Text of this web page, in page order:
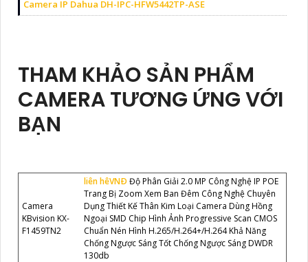
Camera IP Dahua DH-IPC-HFW5442TP-ASE
THAM KHẢO SẢN PHẨM
CAMERA TƯƠNG ỨNG VỚI
BẠN
Camera
KBvision KX-
F1459TN2
liên hêVNÐ Độ Phân Giải 2.0 MP Công Nghệ IP POE
Trang Bị Zoom Xem Ban Đêm Công Nghệ Chuyên
Dụng Thiết Kế Thân Kim Loại Camera Dùng Hồng
Ngoại SMD Chip Hình Ảnh Progressive Scan CMOS
Chuẩn Nén Hình H.265/H.264+/H.264 Khả Năng
Chống Ngược Sáng Tốt Chống Ngược Sáng DWDR
130db